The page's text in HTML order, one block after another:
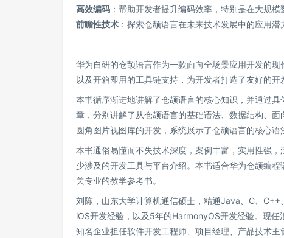
高效编码 ：帮助开发者提升编码效率，特别是在大规模
前瞻性技术 ：探索仓颉语言在未来技术发展中的应用
华为自研的仓颉语言作为一款面向全场景应用开发的
以及开箱即用的工具链支持，为开发者打造了友好的开
本书循序渐进地讲解了仓颉语言的核心知识，并通过
章，分别讲解了从仓颉语言的基础语法、数据结构、
圆角图片视图库的开发，系统展示了仓颉语言的核心语
本书通俗易懂而不失技术深度，案例丰富，实用性强
少涉及的开发工具与平台介绍。本书适合华为仓颉编
关专业的教学参考书。
刘陈，山东大学计算机通信硕士，精通Java、C、
iOS开发经验，以及5年的HarmonyOS开发经验。现
知名企业担任软件开发工程师、项目经理、产品技术主